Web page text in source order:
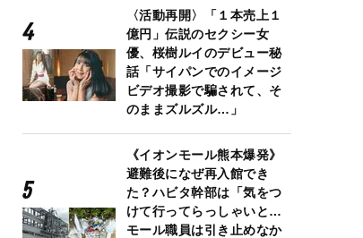
〈活動再開〉「１本売上１
億円」伝説のセクシー女
優、桜樹ルイのデビュー秘
話「サイパンでのイメージ
ビデオ撮影で騙されて、そ
のままズルズル…」
《イオンモール熊本爆発》
避難後になぜ再入館でき
た？ハビタ幹部は「気をつ
けて行ってらっしゃいと…
モール職員は引き止めなか